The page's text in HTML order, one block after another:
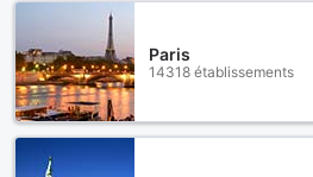
Paris
14318 établissements